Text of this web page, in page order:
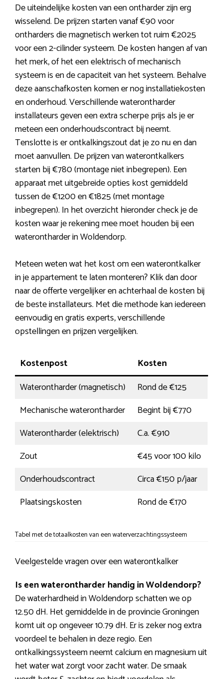
De uiteindelijke kosten van een ontharder zijn erg
wisselend. De prijzen starten vanaf €90 voor
ontharders die magnetisch werken tot ruim €2025
voor een 2-cilinder systeem. De kosten hangen af van
het merk, of het een elektrisch of mechanisch
systeem is en de capaciteit van het systeem. Behalve
deze aanschafkosten komen er nog installatiekosten
en onderhoud. Verschillende waterontharder
installateurs geven een extra scherpe prijs als je er
meteen een onderhoudscontract bij neemt.
Tenslotte is er ontkalkingszout dat je zo nu en dan
moet aanvullen. De prijzen van waterontkalkers
starten bij €780 (montage niet inbegrepen). Een
apparaat met uitgebreide opties kost gemiddeld
tussen de €1200 en €1825 (met montage
inbegrepen). In het overzicht hieronder check je de
kosten waar je rekening mee moet houden bij een
waterontharder in Woldendorp.
Meteen weten wat het kost om een waterontkalker
in je appartement te laten monteren? Klik dan door
naar de offerte vergelijker en achterhaal de kosten bij
de beste installateurs. Met die methode kan iedereen
eenvoudig en gratis experts, verschillende
opstellingen en prijzen vergelijken.
Kostenpost
Kosten
Waterontharder (magnetisch)
Rond de €125
Mechanische waterontharder
Begint bij €770
Waterontharder (elektrisch)
C.a. €910
Zout
€45 voor 100 kilo
Onderhoudscontract
Circa €150 p/jaar
Plaatsingskosten
Rond de €170
Tabel met de totaalkosten van een waterverzachtingssysteem
Veelgestelde vragen over een waterontkalker
Is een waterontharder handig in Woldendorp?
De waterhardheid in Woldendorp schatten we op
12.50 dH. Het gemiddelde in de provincie Groningen
komt uit op ongeveer 10.79 dH. Er is zeker nog extra
voordeel te behalen in deze regio. Een
ontkalkingssysteem neemt calcium en magnesium uit
het water wat zorgt voor zacht water. De smaak